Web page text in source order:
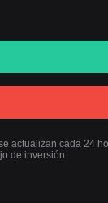
actualizan cada 24
de inversión.